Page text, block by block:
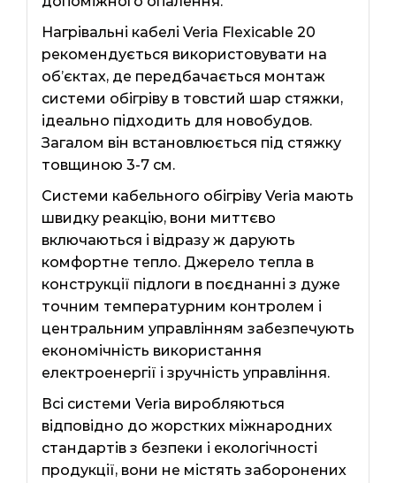
Нагрівальні кабелі Veria Flexicable 20
рекомендується використовувати на
об’єктах, де передбачається монтаж
системи обігріву в товстий шар стяжки,
ідеально підходить для новобудов.
Загалом він встановлюється під стяжку
товщиною 3-7 см.
Системи кабельного обігріву Veria мають
швидку реакцію, вони миттєво
включаються і відразу ж дарують
комфортне тепло. Джерело тепла в
конструкції підлоги в поєднанні з дуже
точним температурним контролем і
центральним управлінням забезпечують
економічність використання
електроенергії і зручність управління.
Всі системи Veria виробляються
відповідно до жорстких міжнародних
стандартів з безпеки і екологічності
продукції, вони не містять заборонених